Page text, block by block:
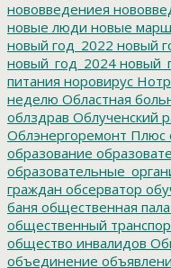
нововведениея
новые люди новые
новый год_2022 новый
новый_год_2024
питания норовирус
неделю Областная
облздрав Облученский
Облэнергоремонт Плюс
образование
граждан обсерватор
баня общественная
общественный
общество инвалидов
объединение